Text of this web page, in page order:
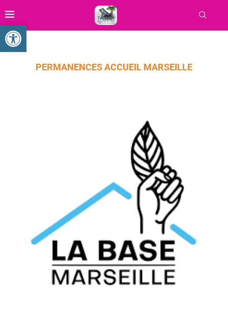
Ouvrir la barre d’outils
PERMANENCES ACCUEIL MARSEILLE